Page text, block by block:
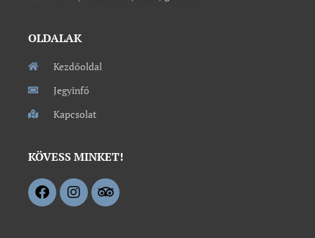
OLDALAK
Kezdőoldal
Jegyinfó
Kapcsolat
KÖVESS MINKET!